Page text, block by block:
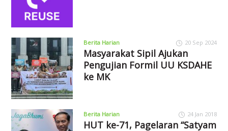
Berita Harian 20 Sep 2024
Masyarakat Sipil Ajukan
Pengujian Formil UU KSDAHE
ke MK
Berita Harian 24 Jan 2018
HUT ke-71, Pagelaran “Satyam